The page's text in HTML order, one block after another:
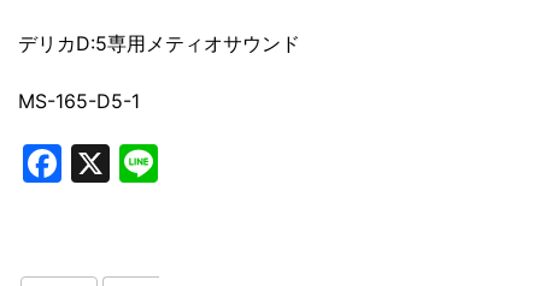
デリカD:5専用メティオサウンド
MS-165-D5-1
Facebook
X